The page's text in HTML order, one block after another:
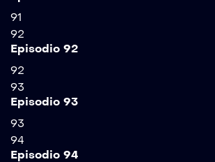
91
92
Episodio 92
92
93
Episodio 93
93
94
Episodio 94